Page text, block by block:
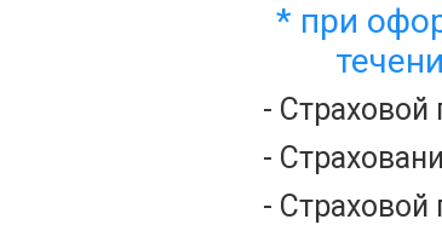
* при
- Страховой
-
- Страховой